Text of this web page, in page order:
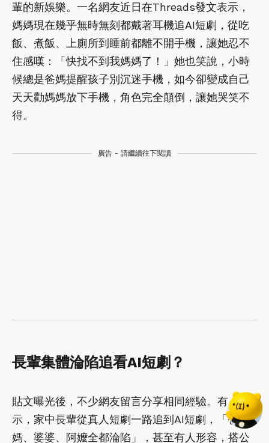
輩的新娛樂。一名網友近日在Threads發文表示，
媽媽現在幾乎無時無刻都戴著耳機追AI短劇，從吃
飯、煮飯、上廁所到睡前都離不開手機，讓她忍不
住感嘆：「快找不到我媽媽了！」她也笑說，小時
候總是爸媽提醒孩子別沉迷手機，如今卻變成自己
天天勸媽媽放下手機，角色完全顛倒，讓她哭笑不
得。
廣告 - 請繼續往下閱讀
長輩集體淪陷追看AI短劇？
貼文曝光後，不少網友留言分享相同經驗。有人表
示，家中長輩從真人短劇一路追到AI短劇，「爸
媽、婆婆、阿嬤全都淪陷」，甚至有人形容，搭公